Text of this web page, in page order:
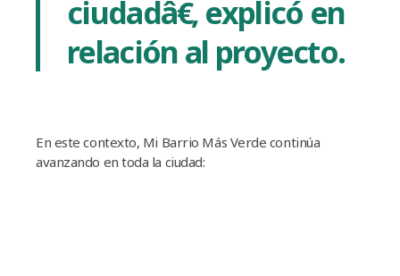
ciudadâ€, explicó en
relación al proyecto.
En este contexto, Mi Barrio Más Verde continúa
avanzando en toda la ciudad: